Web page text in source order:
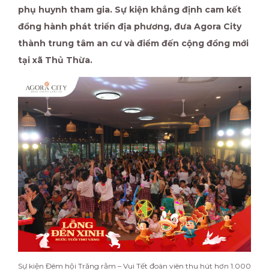
phụ huynh tham gia. Sự kiện khẳng định cam kết
đồng hành phát triển địa phương, đưa Agora City
thành trung tâm an cư và điểm đến cộng đồng mới
tại xã Thủ Thừa.
Sự kiện Đêm hội Trăng rằm – Vui Tết đoàn viên thu hút hơn 1.000